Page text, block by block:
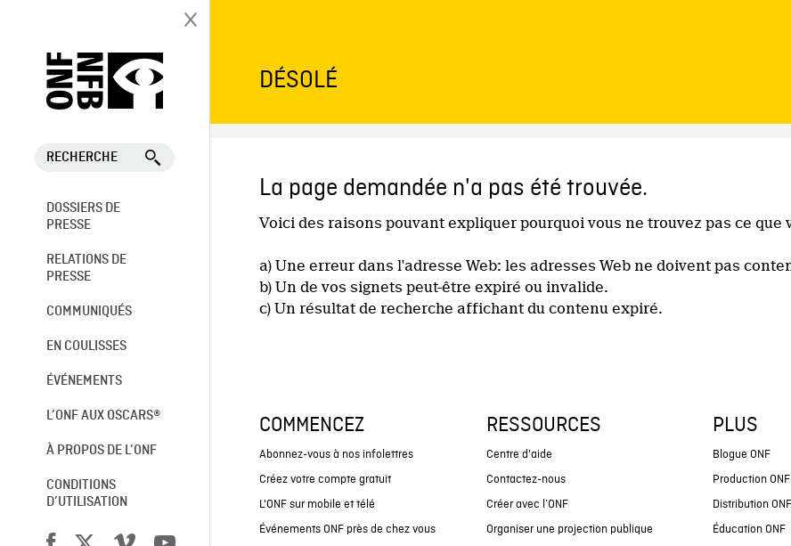
RECHERCHE
DOSSIERS DE
PRESSE
RELATIONS DE
PRESSE
COMMUNIQUÉS
EN COULISSES
ÉVÉNEMENTS
L’ONF AUX OSCARS®
À PROPOS DE L’ONF
CONDITIONS
D’UTILISATION
DÉSOLÉ
La page demandée n'a pas été trouvée.
Voici des raisons pouvant expliquer pourquoi vous ne trouvez pas ce que
a) Une erreur dans l'adresse Web: les adresses Web ne doivent pas
b) Un de vos signets peut-être expiré ou invalide.
c) Un résultat de recherche affichant du contenu expiré.
COMMENCEZ
Abonnez-vous à nos infolettres
Créez votre compte gratuit
L'ONF sur mobile et télé
Événements ONF près de chez vous
RESSOURCES
Centre d'aide
Contactez-nous
Créer avec l’ONF
Organiser une projection publique
PLUS
Blogue ONF
Production ONF
Distribution ONF
Éducation ONF